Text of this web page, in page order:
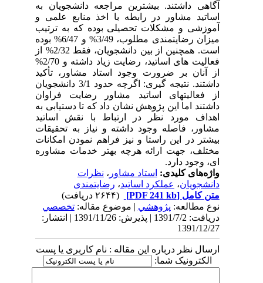
آگاهی داشتند. بیشترین مراجعه دانشجویان به
اساتید مشاور در رابطه با اخذ منابع علمی و
آموزشی و مشکلات تحصیلی بوده که به ترتیب
میزان رضایتمندی مطلوب، 3/49% و 6/47% بوده
است. همچنین از بین دانشجویان، فقط 2/32% از
فعالیت های اساتید، رضایت زیاد داشته و 2/70%
از آنان بر ضرورت وجود استاد مشاور، تأکید
داشتند. نتیجه گیری: اگرچه حدود 3/1 دانشجویان
از فعالیتهای اساتید مشاور رضایت فراوان
داشتند اما این پژوهش نشان داد که تا دستیابی به
اهداف مورد نظر در ارتباط با نقش اساتید
مشاور، فاصله وجود داشته و نیاز به تحقیقات
بیشتر در این راستا و نیز فراهم نمودن امکانات
مختلف، جهت ارائه هرچه بهتر خدمات مشاوره
ای، وجود دارد.
واژه‌های کلیدی:استاد مشاور، نظرات
دانشجویان،عملکرد اساتید،رضایتمندی
متن کامل[PDF 241 kb]
نوع مطالعه:پژوهشي| موضوع مقاله:تخصصي
دریافت: 1391/7/2 | پذیرش: 1391/11/26 | انتشار:
1391/12/27
ارسال نظر درباره این مقاله : نام کاربری یا پست
الکترونیک شما: